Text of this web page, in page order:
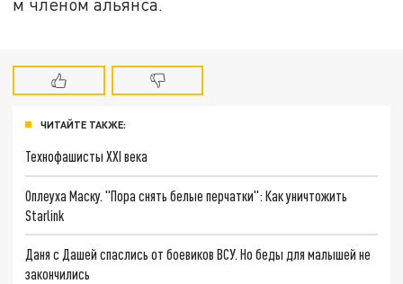
м членом альянса.
ЧИТАЙТЕ ТАКЖЕ:
Технофашисты XXI века
Оплеуха Маску. "Пора снять белые перчатки": Как уничтожить
Starlink
Даня с Дашей спаслись от боевиков ВСУ. Но беды для малышей не
закончились